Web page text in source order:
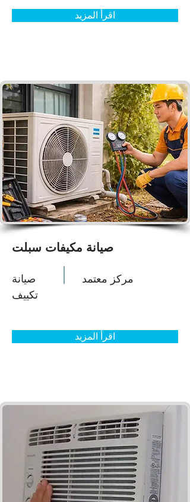
اقرأ المزيد
صيانة مكيفات سبلت
صيانة
تكييف
مركز معتمد
اقرأ المزيد